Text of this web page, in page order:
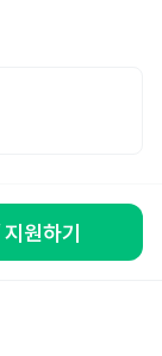
지원하기